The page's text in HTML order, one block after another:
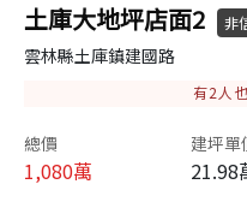
土庫大地坪店面2 非
雲林縣土庫鎮建國路
有2 人
總價
1,080萬
建坪單
21.98